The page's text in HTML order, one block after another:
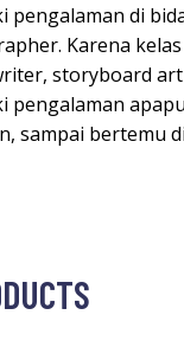
pengalaman di
Karena
storyboard
pengalaman
sampai bertemu